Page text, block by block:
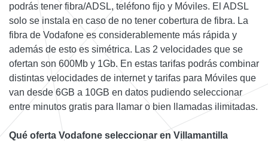
podrás tener fibra/ADSL, teléfono fijo y Móviles. El ADSL
solo se instala en caso de no tener cobertura de fibra. La
fibra de Vodafone es considerablemente más rápida y
además de esto es simétrica. Las 2 velocidades que se
ofertan son 600Mb y 1Gb. En estas tarifas podrás combinar
distintas velocidades de internet y tarifas para Móviles que
van desde 6GB a 10GB en datos pudiendo seleccionar
entre minutos gratis para llamar o bien llamadas ilimitadas.
Qué oferta Vodafone seleccionar en Villamantilla